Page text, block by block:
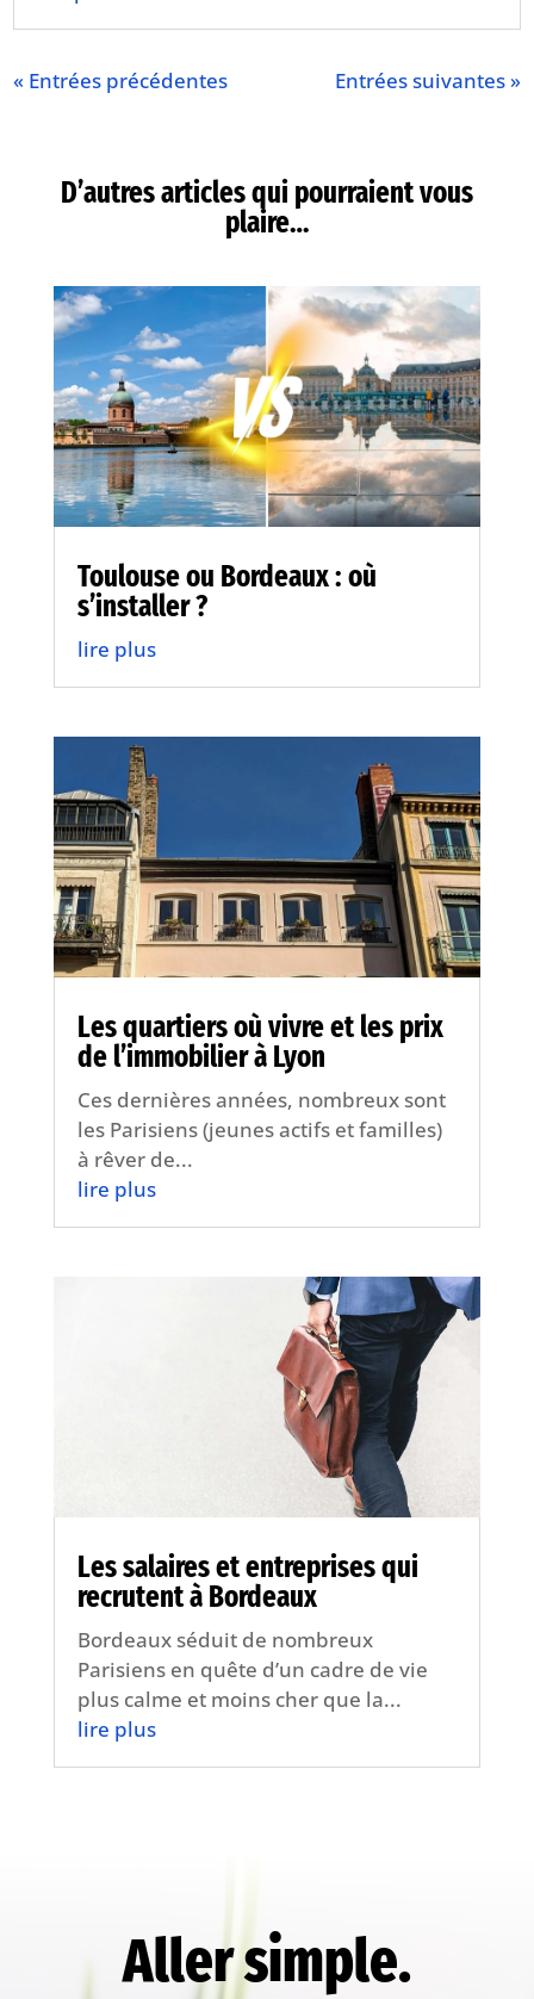
« Entrées précédentes Entrées suivantes »
D’autres articles qui pourraient vous
plaire…
Toulouse ou Bordeaux : où
s’installer ?
lire plus
Les quartiers où vivre et les prix
de l’immobilier à Lyon
Ces dernières années, nombreux sont
les Parisiens (jeunes actifs et familles)
à rêver de...
lire plus
Les salaires et entreprises qui
recrutent à Bordeaux
Bordeaux séduit de nombreux
Parisiens en quête d’un cadre de vie
plus calme et moins cher que la...
lire plus
Aller simple.